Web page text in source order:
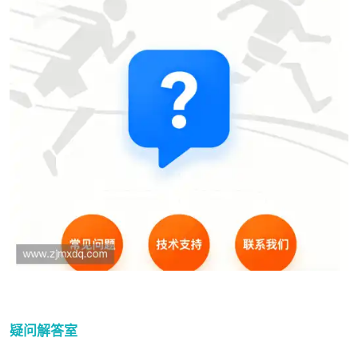
疑问解答室